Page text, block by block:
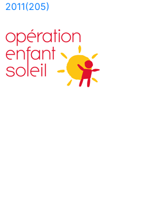
2011(205)